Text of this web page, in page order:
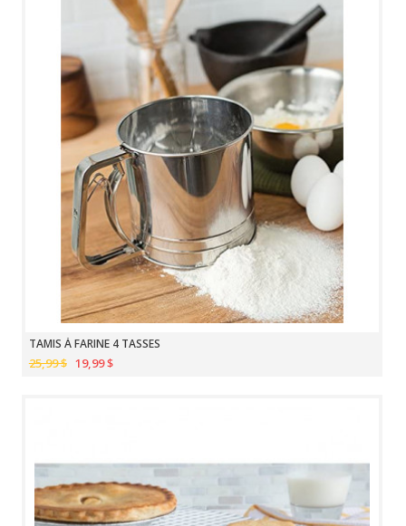
TAMIS À FARINE 4 TASSES
25,99 $ 19,99 $